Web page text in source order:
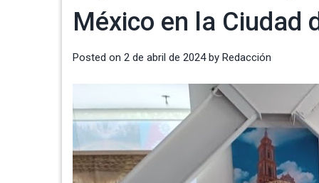
México en la Ciudad
Posted on 2 de abril de 2024by Redacción